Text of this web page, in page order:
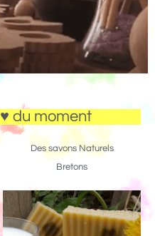
du moment
Des savons Naturels
Bretons